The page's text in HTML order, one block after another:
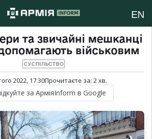
EN
та звичайні мешканці
військовим
СУСПІЛЬСТВО
2022, 17:30Прочитаєте за: 2хв.
за АрміяInform в Google